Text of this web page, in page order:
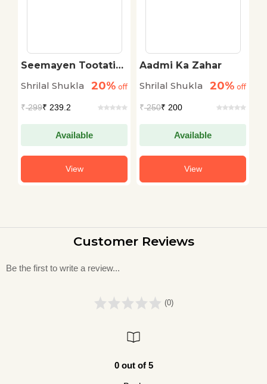
Seemayen Tootati
Shrilal Shukla
20% off
₹299₹ 239.2
Available
View
Aadmi Ka Zahar
Shrilal Shukla
20% off
₹250₹ 200
Available
View
Customer Reviews
Be the first to write a review...
(0)
0 out of 5